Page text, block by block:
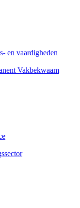
en vaardigheden
Vakbekwaam